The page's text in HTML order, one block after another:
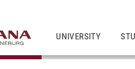
UNIVERSITY